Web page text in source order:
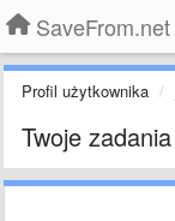
SaveFrom.net
Profil użytkownika
Twoje